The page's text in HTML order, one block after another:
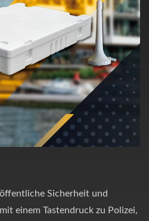
Sicherheit und
einem Tastendruck zu Polizei,